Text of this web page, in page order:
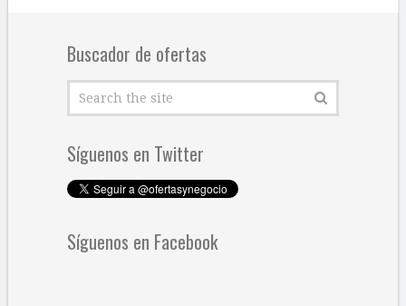
Buscador de ofertas
Síguenos en Twitter
Síguenos en Facebook